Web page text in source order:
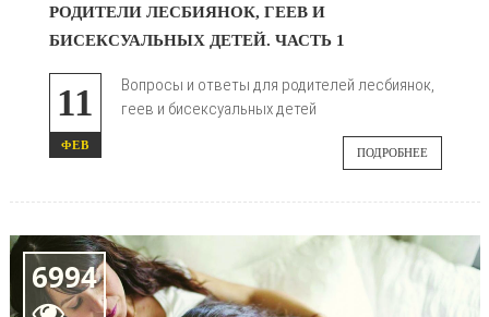
РОДИТЕЛИ ЛЕСБИЯНОК, ГЕЕВ И
БИСЕКСУАЛЬНЫХ ДЕТЕЙ. ЧАСТЬ 1
11
ФЕВ
Вопросы и ответы для родителей лесбиянок,
геев и бисексуальных детей
ПОДРОБНЕЕ
6994